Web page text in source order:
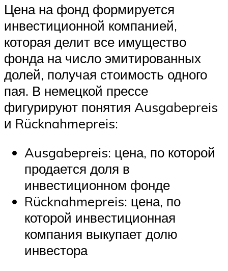
Цена на фонд формируется
инвестиционной компанией,
которая делит все имущество
фонда на число эмитированных
долей, получая стоимость одного
пая. В немецкой прессе
фигурируют понятия Ausgabepreis
и Rücknahmepreis:
Ausgabepreis: цена, по которой
продается доля в
инвестиционном фонде
Rücknahmepreis: цена, по
которой инвестиционная
компания выкупает долю
инвестора